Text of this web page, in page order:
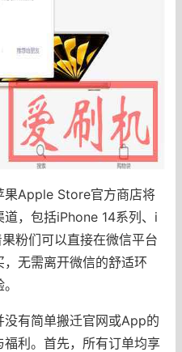
果Apple Store官方商店将
，包括iPhone 14系列、i
粉们可以直接在微信平台
，无需离开微信的舒适环
有简单搬迁官网或App的
利。首先，所有订单均享